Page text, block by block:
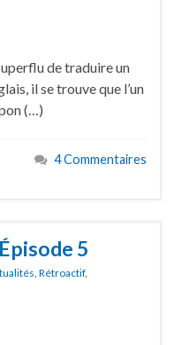
de traduire un
il se trouve que l’un
(…)
4 Commentaires
5
, Rétroactif,